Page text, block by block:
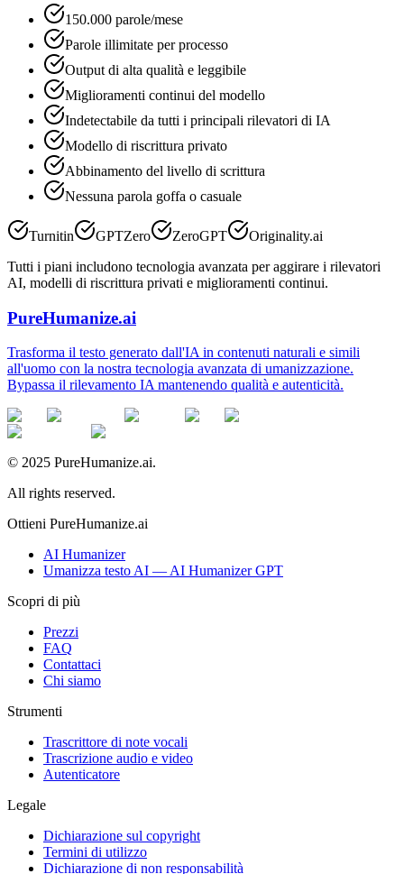
150.000 parole/mese
Parole illimitate per processo
Output di alta qualità e leggibile
Miglioramenti continui del modello
Indetectabile da tutti i principali rilevatori di IA
Modello di riscrittura privato
Abbinamento del livello di scrittura
Nessuna parola goffa o casuale
Turnitin GPTZero ZeroGPT
Originality.ai
Tutti i piani includono tecnologia avanzata per aggirare i rilevatori
AI, modelli di riscrittura privati e miglioramenti continui.
PureHumanize.ai
Trasforma il testo generato dall'IA in contenuti naturali e simili
all'uomo con la nostra tecnologia avanzata di umanizzazione.
Bypassa il rilevamento IA mantenendo qualità e autenticità.
© 2025 PureHumanize.ai.
All rights reserved.
Ottieni PureHumanize.ai
AI Humanizer
Umanizza testo AI — AI Humanizer GPT
Scopri di più
Prezzi
FAQ
Contattaci
Chi siamo
Strumenti
Trascrittore di note vocali
Trascrizione audio e video
Autenticatore
Legale
Dichiarazione sul copyright
Termini di utilizzo
Dichiarazione di non responsabilità